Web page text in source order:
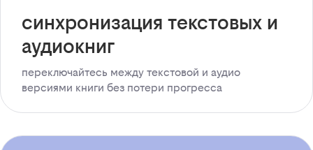
синхронизация текстовых и
аудиокниг
переключайтесь между текстовой и аудио
версиями книги без потери прогресса